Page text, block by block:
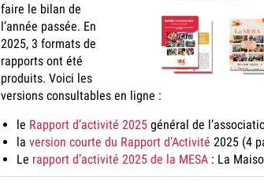
faire le bilan de
l’année passée. En
2025, 3 formats de
rapports ont été
produits. Voici les
versions consultables en ligne :
le Rapport d’activité 2025 général de
la version courte du Rapport d’Activité 2025 (4
Le rapport d’activité 2025 de la MESA : La